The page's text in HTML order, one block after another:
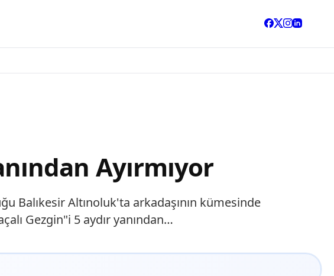
Ayırmıyor
Balıkesir Altınoluk'ta arkadaşının kümesinde
Gezgin"i 5 aydır yanından…